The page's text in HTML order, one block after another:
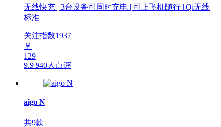
无线快充 | 3台设备可同时充电 | 可上飞机随行 | Qi无线
标准
关注指数1937
￥
129
9.9 940人点评
aigo N
共9款